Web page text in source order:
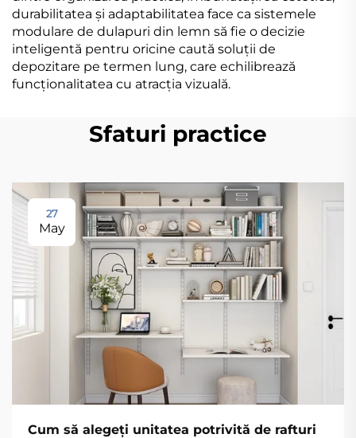
durabilitatea și adaptabilitatea face ca sistemele
modulare de dulapuri din lemn să fie o decizie
inteligentă pentru oricine caută soluții de
depozitare pe termen lung, care echilibrează
funcționalitatea cu atracția vizuală.
Sfaturi practice
27
May
Cum să alegeți unitatea potrivită de rafturi